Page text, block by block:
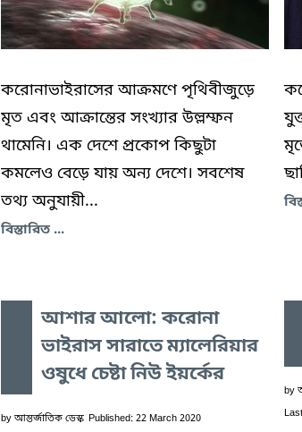
করোনাভাইরাসের আক্রমণে পৃথিবীজুড়ে
মৃত এবং আক্রান্তের সংখ্যার উল্লম্ফন
থামেনি। এক দেশে প্রকোপ কিছুটা
কমলেও বেড়ে যায় অন্য দেশে। সবশেষ
তথ্য অনুযায়ী...
বিস্তারিত ...
আশার আলো: করোনা
ভাইরাস সারাতে ম্যালেরিয়ার
ওষুধে চেষ্টা নিউ ইয়র্কের
by আন্তর্জাতিক ডেস্ক Published: 22 March 2020
by